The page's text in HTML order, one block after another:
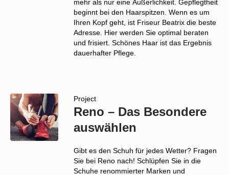
mehr als nur eine Äußerlichkeit. Gepflegtheit
beginnt bei den Haarspitzen. Wenn es um
Ihren Kopf geht, ist Friseur Beatrix die beste
Adresse. Hier werden Sie optimal beraten
und frisiert. Schönes Haar ist das Ergebnis
dauerhafter Pflege.
Project
Reno – Das Besondere
auswählen
Gibt es den Schuh für jedes Wetter? Fragen
Sie bei Reno nach! Schlüpfen Sie in die
Schuhe renommierter Marken und